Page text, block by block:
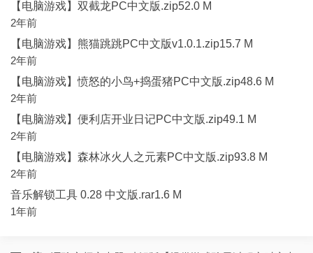
【电脑游戏】双截龙PC中文版.zip52.0 M
2年前
【电脑游戏】熊猫跳跳PC中文版v1.0.1.zip15.7 M
2年前
【电脑游戏】愤怒的小鸟+捣蛋猪PC中文版.zip48.6 M
2年前
【电脑游戏】便利店开业日记PC中文版.zip49.1 M
2年前
【电脑游戏】森林冰火人之元素PC中文版.zip93.8 M
2年前
音乐解锁工具 0.28 中文版.rar1.6 M
1年前